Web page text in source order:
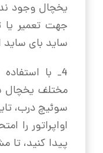
یخچال وجود
جهت تعمیر
ساید بای ساید
4_ با
مختلف یخچال
سوئیچ درب،
اواپراتور را
پیدا کنید،